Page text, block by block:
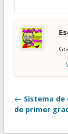
← Sistema de
de primer